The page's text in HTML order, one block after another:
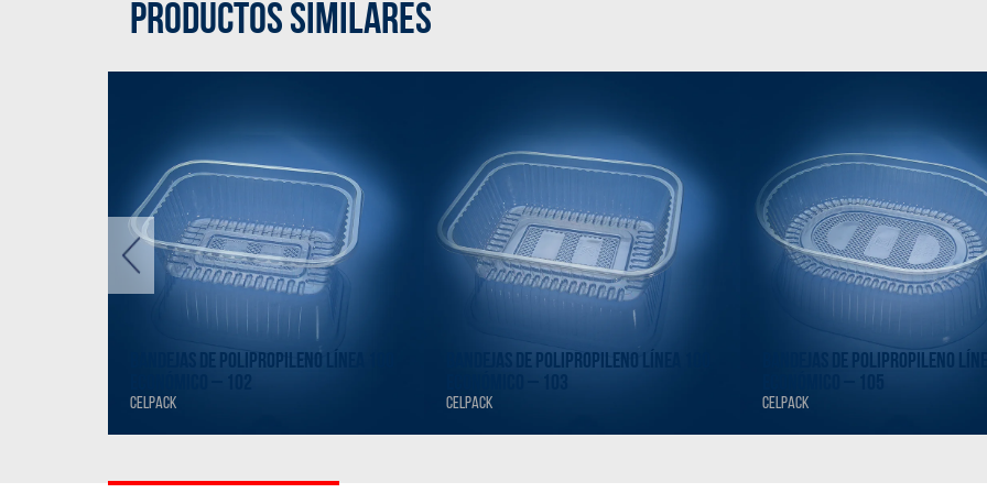
PRODUCTOS SIMILARES
BANDEJAS DE POLIPROPILENO LÍNEA 100
CELPACK
BANDEJAS DE POLIPROPILENO LÍNEA 100
CELPACK
BANDEJAS DE POLIPROPILENO
CELPACK